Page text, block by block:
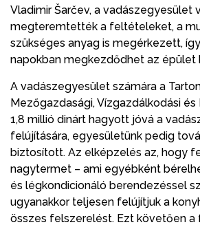
Vladimir Šarčev, a vadászegyesület
megteremtették a feltételeket, a
szükséges anyag is megérkezett,
napokban megkezdődhet az épület
A vadászegyesület számára a
Mezőgazdasági, Vízgazdálkodási
1,8 millió dinárt hagyott jóvá a
felújítására, egyesületünk pedig
biztosított. Az elképzelés az, hogy
nagytermet – ami egyébként
és légkondicionáló berendezéssel
ugyanakkor teljesen felújítjuk a
összes felszerelést. Ezt követően a